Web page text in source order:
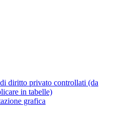
diritto privato controllati (da
in tabelle)
grafica